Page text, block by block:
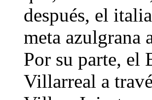
después, el
meta azulgrana
Por su parte, el
Villarreal a